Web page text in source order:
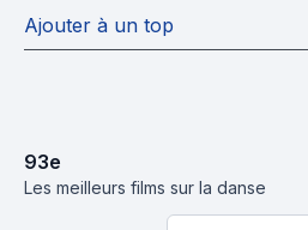
Ajouter à un top
93e
Les meilleurs films sur la danse